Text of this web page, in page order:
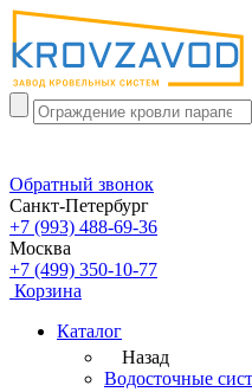
Обратный звонок
Санкт-Петербург
+7 (993) 488-69-36
Москва
+7 (499) 350-10-77
Корзина
Каталог
Назад
Водосточные